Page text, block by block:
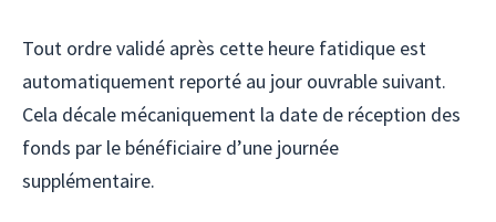
Tout ordre validé après cette heure fatidique est
automatiquement reporté au jour ouvrable suivant.
Cela décale mécaniquement la date de réception des
fonds par le bénéficiaire d’une journée
supplémentaire.